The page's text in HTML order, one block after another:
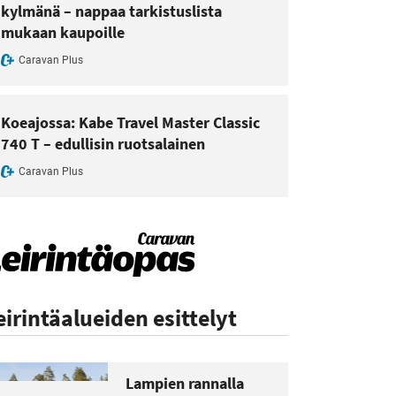
kylmänä – nappaa tarkistuslista
mukaan kaupoille
Caravan Plus
Koeajossa: Kabe Travel Master Classic
740 T – edullisin ruotsalainen
Caravan Plus
esittelyt
Lampien rannalla